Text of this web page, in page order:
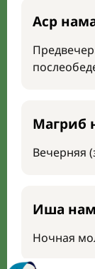
Аср
Магриб
Вечерняя
Иша
Ночная